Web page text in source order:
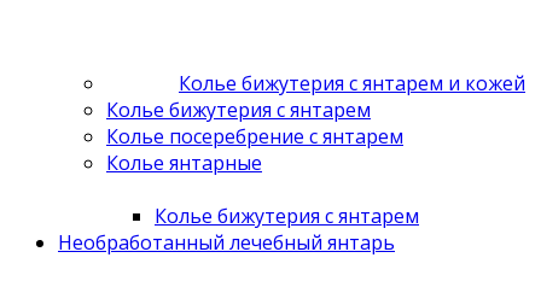
Колье бижутерия с янтарем и кожей
Колье бижутерия с янтарем
Колье посеребрение с янтарем
Колье янтарные
Колье бижутерия с янтарем
Необработанный лечебный янтарь